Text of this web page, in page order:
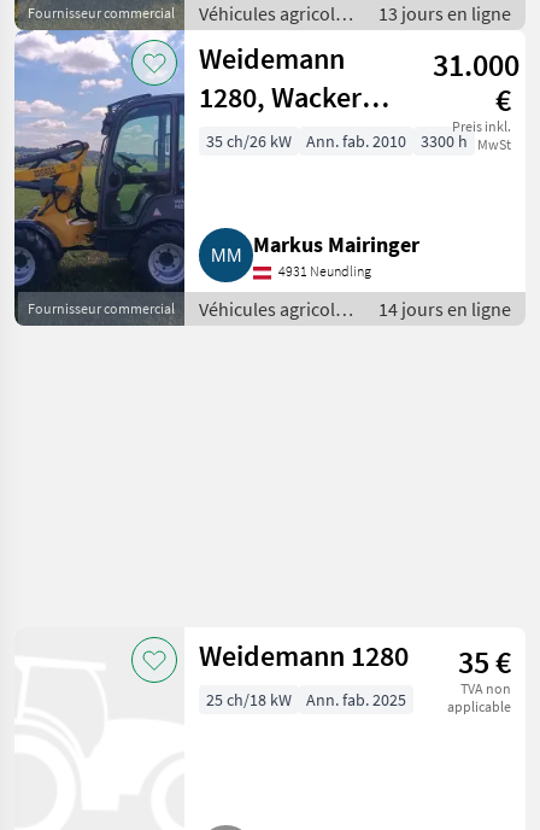
Fournisseur commercial
Véhicules agricoles
à moteur /
Chargeurs de
ferme
13 jours en ligne
Fournisseur commercial
Weidemann
1280, Wacker
Neuson WL 25
31.000
€
Preis inkl.
MwSt
35 ch/26 kW Ann. fab. 2010 3300 h
Markus Mairinger
4931 Neundling
Véhicules agricoles
à moteur /
14 jours en ligne
Weidemann 1280 35 €
TVA non
applicable
25 ch/18 kW Ann. fab. 2025